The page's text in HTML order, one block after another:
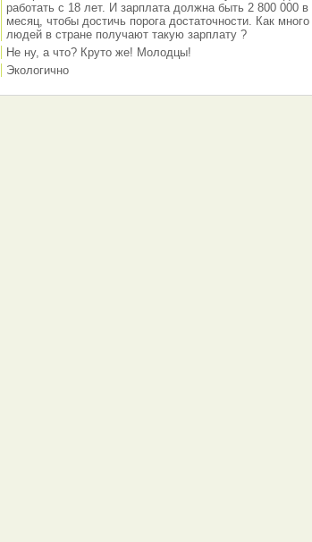
работать с 18 лет. И зарплата должна быть 2 800 000 в
месяц, чтобы достичь порога достаточности. Как много
людей в стране получают такую зарплату ?
Не ну, а что? Круто же! Молодцы!
Экологично